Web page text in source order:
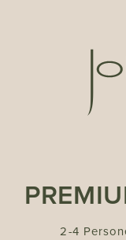
2-4